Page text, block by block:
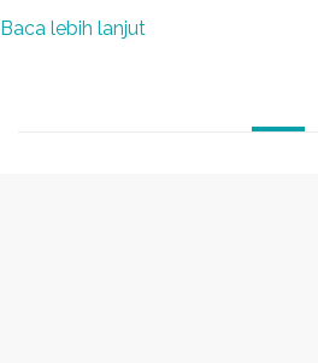
Baca lebih lanjut